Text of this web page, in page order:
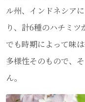
ル州、インドネシア
り、計6種のハチミ
でも時期によって味
多様性そのもので、
ん。